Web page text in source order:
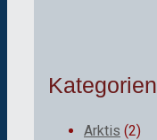
Kategorien
Arktis (2)